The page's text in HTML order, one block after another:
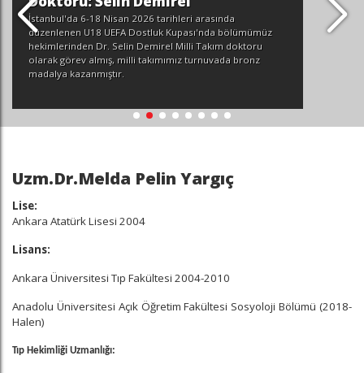
İstanbul'da 6-18 Nisan 2026 tarihleri arasında
düzenlenen U18 UEFA Dostluk Kupası'nda bölümümüz
hekimlerinden Dr. Selin Demirel Milli Takım doktoru
olarak görev almış, milli takımımız turnuvada bronz
madalya kazanmıştır.
Uzm.Dr.Melda Pelin Yargıç
Lise:
Ankara Atatürk Lisesi 2004
Lisans:
Ankara Üniversitesi Tıp Fakültesi 2004-2010
Anadolu Üniversitesi Açık Öğretim Fakültesi Sosyoloji Bölümü (2018-
Halen)
Tıp Hekimliği Uzmanlığı: